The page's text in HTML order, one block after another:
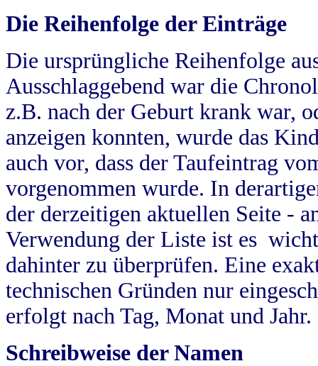
Die Reihenfolge der Einträge
Die ursprüngliche Reihenfolge
Ausschlaggebend war die
z.B. nach der Geburt krank war,
anzeigen konnten, wurde das
auch vor, dass der Taufeintrag
vorgenommen wurde. In
der derzeitigen aktuellen Seite -
Verwendung der Liste ist es
dahinter zu überprüfen. Eine
technischen Gründen nur
erfolgt nach Tag, Monat und Jahr.
Schreibweise der Namen